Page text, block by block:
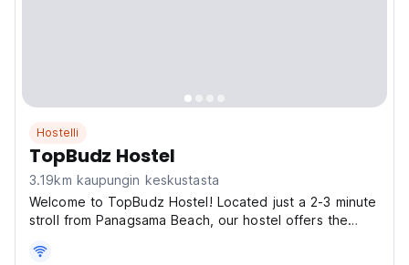
Hostelli
TopBudz Hostel
3.19km kaupungin keskustasta
Welcome to TopBudz Hostel! Located just a 2-3 minute
stroll from Panagsama Beach, our hostel offers the
yourself snorkeling and swimming with turtles and